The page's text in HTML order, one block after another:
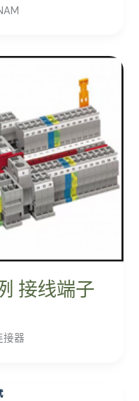
接线端子
接器